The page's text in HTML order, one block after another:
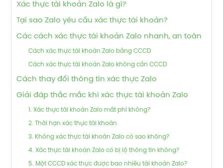
Xác thực tài khoản Zalo là gì?
Tại sao Zalo yêu cầu xác thực tài khoản?
Các cách xác thực tài khoản Zalo nhanh, an toàn
Cách xác thực tài khoản Zalo bằng CCCD
Cách xác thực tài khoản Zalo không cần CCCD
Cách thay đổi thông tin xác thực Zalo
Giải đáp thắc mắc khi xác thực tài khoản Zalo
1. Xác thực tài khoản Zalo mất phí không?
2. Thời hạn xác thực tài khoản
3. Không xác thực tài khoản Zalo có sao không?
4. Xác thực tài khoản Zalo có bị lộ thông tin không?
5. Một CCCD xác thực được bao nhiêu tài khoản Zalo?